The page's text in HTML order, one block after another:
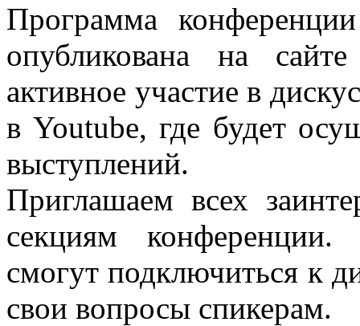
Программа
опубликована на
активное участие в
в Youtube, где будет
выступлений.
Приглашаем всех
секциям конференции.
смогут подключиться к
свои вопросы спикерам.